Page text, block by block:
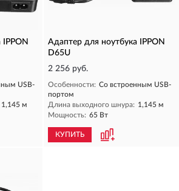
USB-
1,145 м
Адаптер для ноутбука IPPON
D65U
2 256 руб.
Особенности: Со встроенным USB-
портом
Длина выходного шнура: 1,145 м
Мощность: 65 Вт
КУПИТЬ